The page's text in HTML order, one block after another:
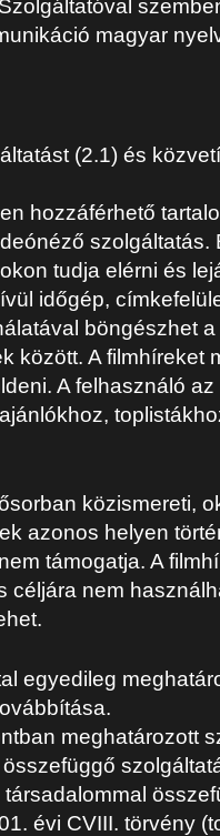
magyar
(2.1) és
hozzáférhető
szolgáltatás.
tudja elérni és
időgép,
böngészhet
között. A filmhíreket
A felhasználó
közismereti,
azonos helyen
támogatja. A
céljára nem
egyedileg
meghatározott
évi CVIII. törvény